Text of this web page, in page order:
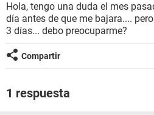
BIENESTAR
Hola, tengo una duda el mes
día antes de que me bajara....
3 días... debo preocuparme?
Compartir
1 respuesta